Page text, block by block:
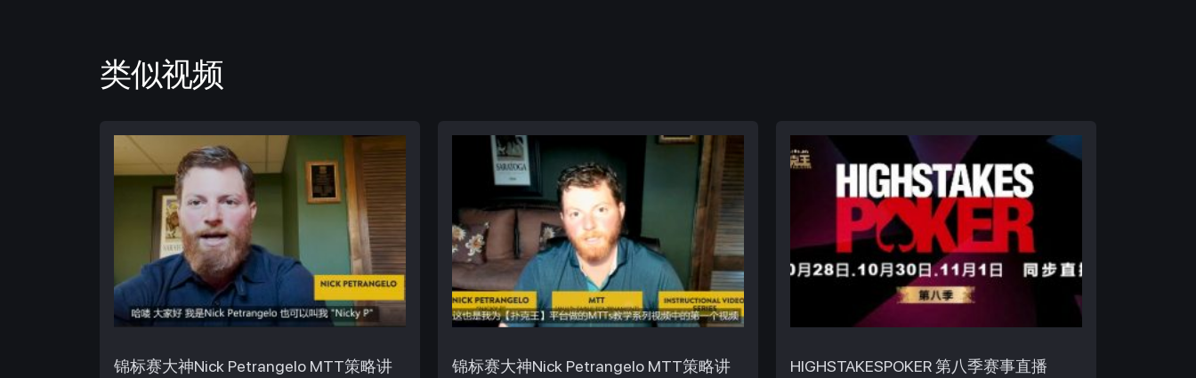
类似视频
锦标赛大神Nick Petrangelo MTT策略讲
锦标赛大神Nick Petrangelo MTT策略讲
HIGHSTAKESPOKER 第八季赛事直播